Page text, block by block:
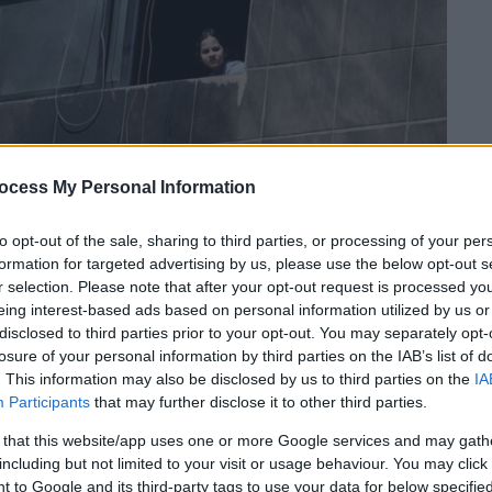
My Personal Information
opt-out of the sale, sharing to third parties, or processing of your
for targeted advertising by us, please use the below opt-out
selection. Please note that after your opt-out request is processed
interest-based ads based on personal information utilized by us
to third parties prior to your opt-out. You may separately
of your personal information by third parties on the IAB’s list of
This information may also be disclosed by us to third parties on the
Participants that may further disclose it to other third parties.
that this website/app uses one or more Google services and may
but not limited to your visit or usage behaviour. You may
to Google and its third-party tags to use your data for below
σύμβουλοςσκοτώθηκαν από
τοΙσραήλκαι είχε στόχο για
συριακήπλευρά, ανέφερε σήμερα μια
αυγή σήμερα, αποτέλεσμα ενός
σε 'έπαυλη' στην Μπάνιαςπου
με τοΙράν», ανέφερε το Συριακό